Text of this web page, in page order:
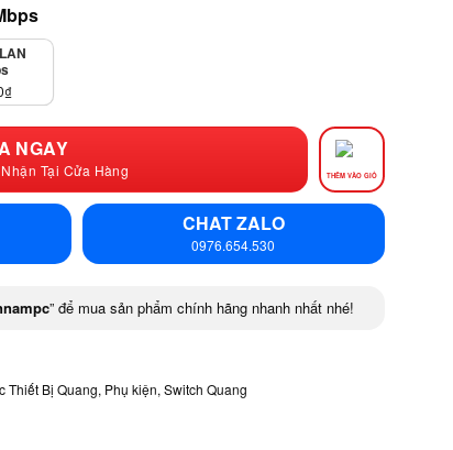
₫
NGAY
Tại Cửa Hàng THÊM VÀO GIỎ
CHAT ZALO
0976.654.530
” để mua sản phẩm chính hãng nhanh nhất nhé!
Thiết Bị Quang, Phụ kiện, Switch Quang